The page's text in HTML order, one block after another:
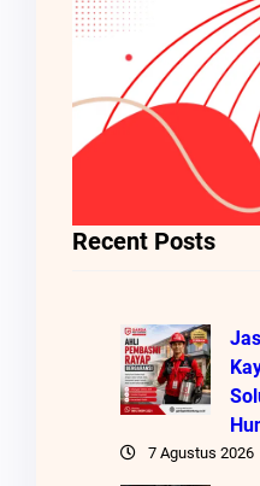
Recent Posts
7 Agustus 2026